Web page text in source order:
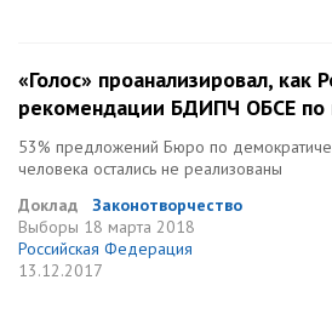
«Голос» проанализировал, как
рекомендации БДИПЧ ОБСЕ по
53% предложений Бюро по
человека остались не реализованы
Доклад
Законотворчество
Выборы 18 марта 2018
Российская Федерация
13.12.2017